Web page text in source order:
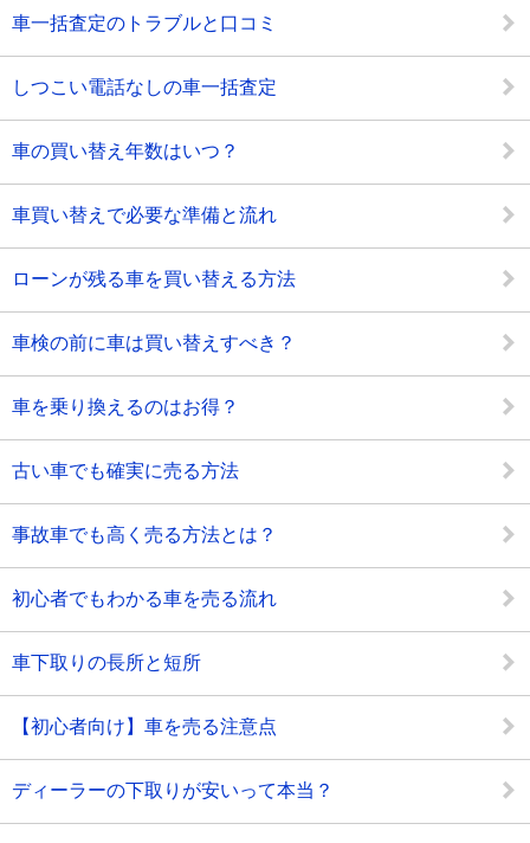
車一括査定のトラブルと口コミ
しつこい電話なしの車一括査定
車の買い替え年数はいつ？
車買い替えで必要な準備と流れ
ローンが残る車を買い替える方法
車検の前に車は買い替えすべき？
車を乗り換えるのはお得？
古い車でも確実に売る方法
事故車でも高く売る方法とは？
初心者でもわかる車を売る流れ
車下取りの長所と短所
【初心者向け】車を売る注意点
ディーラーの下取りが安いって本当？